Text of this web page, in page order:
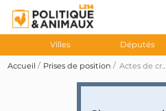
Villes Députés
Accueil Prises de position Actes de cruauté à l'abattoir certifié bio du Vigan : Christophe Cavard soutient la création d'une commission d'enquête parlementaire sur les abattoirs